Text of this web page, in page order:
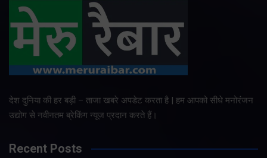
देश दुनिया की हर बड़ी – ताजा खबरे अपडेट करता है | हम आपको सीधे मनोरंजन
उद्योग से नवीनतम ब्रेकिंग न्यूज प्रदान करते हैं।
Recent Posts